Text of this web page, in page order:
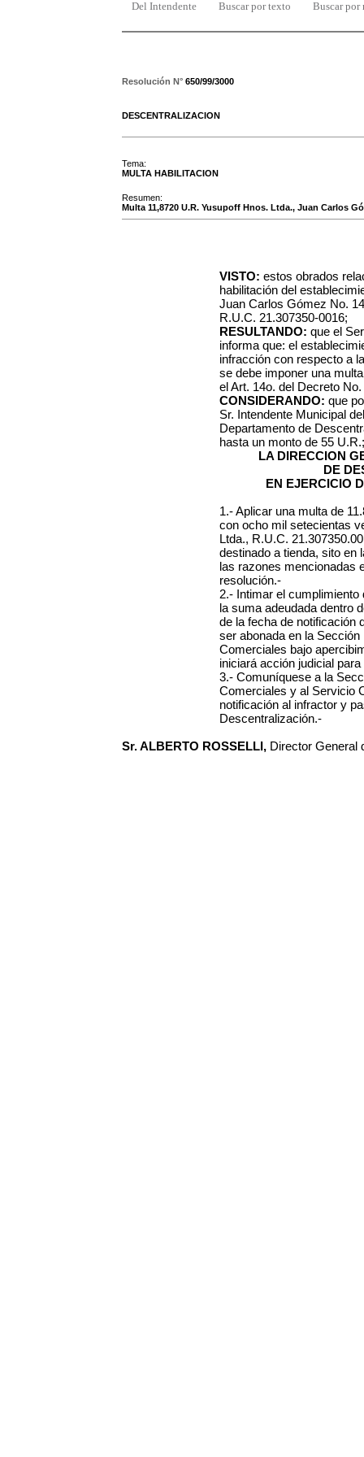
Del Intendente Buscar por texto Buscar por
Resolución N° 650/99/3000
DESCENTRALIZACION
Tema:
MULTA HABILITACION
Resumen:
Multa 11,8720 U.R. Yusupoff Hnos. Ltda., Juan Carlos
VISTO: estos obrados
habilitación del
Juan Carlos Gómez No.
R.U.C. 21.307350-0016;
RESULTANDO: que el
informa que: el
infracción con respecto a
se debe imponer una
el Art. 14o. del Decreto
CONSIDERANDO: que
Sr. Intendente Municipal
Departamento de
hasta un monto de 55 U.R.;
LA DIRECCION
DE
EN EJERCICIO
1.- Aplicar una multa de
con ocho mil setecientas
Ltda., R.U.C.
destinado a tienda, sito en
las razones mencionadas
resolución.-
2.- Intimar el
la suma adeudada dentro
de la fecha de notificación
ser abonada en la
Comerciales bajo
iniciará acción judicial
3.- Comuníquese a la
Comerciales y al Servicio
notificación al infractor y
Descentralización.-
Sr. ALBERTO ROSSELLI, Director General